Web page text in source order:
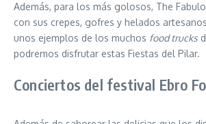
Además, para los más golosos, The
con sus crepes, gofres y helados
unos ejemplos de los muchos food trucks
podremos disfrutar estas Fiestas del Pilar.
Conciertos del festival Ebro